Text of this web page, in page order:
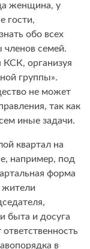
женщина, у
гости,
обо всех
членов семей.
организуя
группы».
не может
так как
иные задачи.
квартал на
например, под
форма
жители
быта и досуга
в